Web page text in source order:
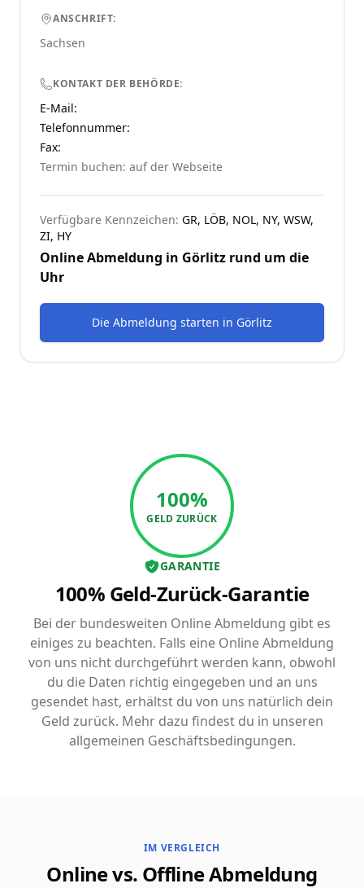
ANSCHRIFT:
Sachsen
KONTAKT DER BEHÖRDE:
E-Mail:
Telefonnummer:
Fax:
Termin buchen: auf der Webseite
Verfügbare Kennzeichen: GR, LÖB, NOL, NY, WSW,
ZI, HY
Online Abmeldung in Görlitz rund um die
Uhr
Die Abmeldung starten in Görlitz
100%
GELD ZURÜCK
GARANTIE
100% Geld-Zurück-Garantie
Bei der bundesweiten Online Abmeldung gibt es
einiges zu beachten. Falls eine Online Abmeldung
von uns nicht durchgeführt werden kann, obwohl
du die Daten richtig eingegeben und an uns
gesendet hast, erhältst du von uns natürlich dein
Geld zurück. Mehr dazu findest du in unseren
allgemeinen Geschäftsbedingungen.
IM VERGLEICH
Online vs. Offline Abmeldung